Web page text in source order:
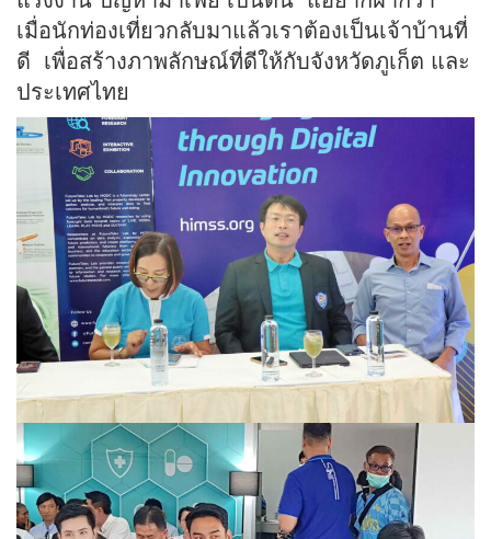
เมื่อนักท่องเที่ยวกลับมาแล้วเราต้องเป็นเจ้าบ้านที่
ดี เพื่อสร้างภาพลักษณ์ที่ดีให้กับจังหวัดภูเก็ต และ
ประเทศไทย